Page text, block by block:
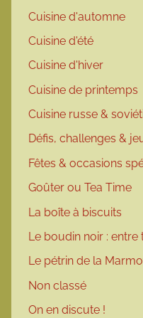
Cuisine d'automne
Cuisine d'été
Cuisine d'hiver
Cuisine de printemps
Cuisine russe &
Défis, challenges &
Fêtes & occasions
Goûter ou Tea Time
La boîte à biscuits
Le boudin noir :
Le pétrin de la
Non classé
On en discute !